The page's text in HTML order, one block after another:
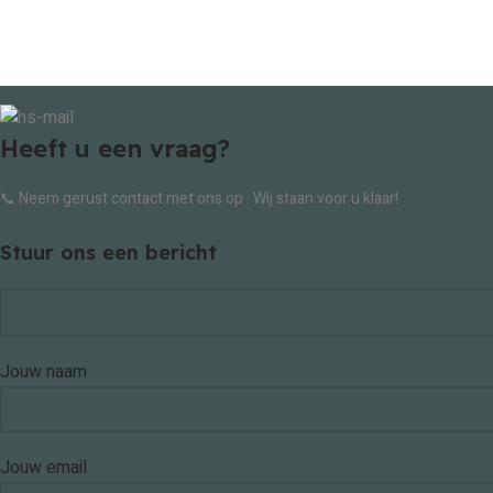
Heeft u een vraag?
📞 Neem gerust contact met ons op . Wij staan voor u klaar!
Stuur ons een bericht
Jouw naam
Jouw email